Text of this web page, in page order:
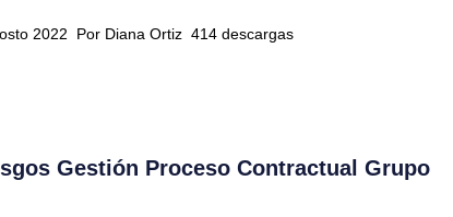
2022 Por Diana Ortiz 414 descargas
Gestión Proceso Contractual Grupo